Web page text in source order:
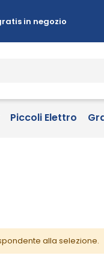
in negozio
Piccoli Elettro
alla selezione.